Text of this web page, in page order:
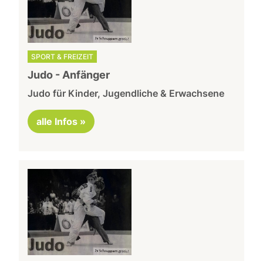
SPORT & FREIZEIT
Judo - Anfänger
Judo für Kinder, Jugendliche & Erwachsene
alle Infos »